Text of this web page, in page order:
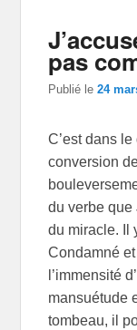
pas
Publié le24
C’est dans
conversion
du verbe
du miracle. Il
Condamné
l’immensité
mansuétude
tombeau, il